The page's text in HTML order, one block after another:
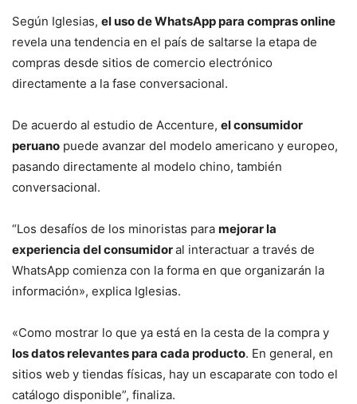
Según Iglesias, el uso de WhatsApp para compras online
revela una tendencia en el país de saltarse la etapa de
compras desde sitios de comercio electrónico
directamente a la fase conversacional.
De acuerdo al estudio de Accenture, el consumidor
peruano puede avanzar del modelo americano y europeo,
pasando directamente al modelo chino, también
conversacional.
“Los desafíos de los minoristas para mejorar la
experiencia del consumidoral interactuar a través de
WhatsApp comienza con la forma en que organizarán la
información», explica Iglesias.
«Como mostrar lo que ya está en la cesta de la compra y
los datos relevantes para cada producto. En general, en
sitios web y tiendas físicas, hay un escaparate con todo el
catálogo disponible”, finaliza.